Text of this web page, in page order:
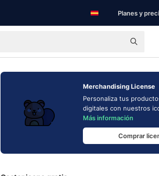
Planes y
Merchandising License
Personaliza tus
digitales con nuestros
Más información
Comprar